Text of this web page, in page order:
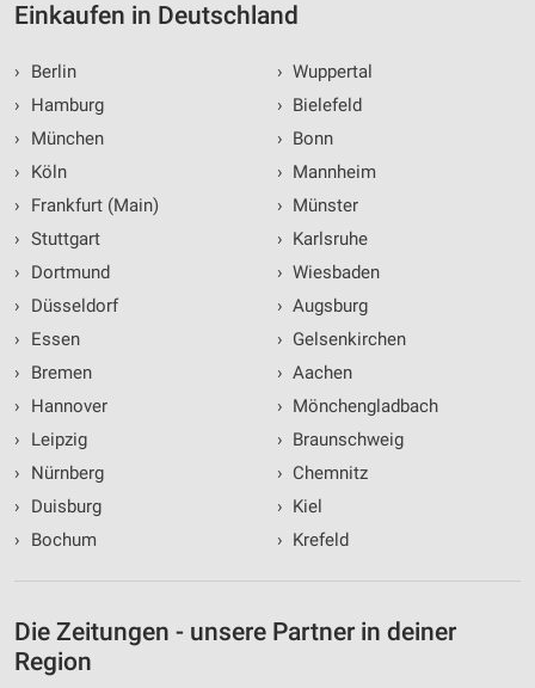
Einkaufen in Deutschland
›
Berlin
›
Hamburg
›
München
›
Köln
›
Frankfurt (Main)
› Stuttgart
›
Dortmund
›
Düsseldorf
›
Essen
›
Bremen
›
Hannover
›
Leipzig
›
Nürnberg
›
Duisburg
›
Bochum
› Wuppertal
› Bielefeld
› Bonn
› Mannheim
› Münster
› Karlsruhe
› Wiesbaden
› Augsburg
› Gelsenkirchen
› Aachen
› Mönchengladbach
› Braunschweig
› Chemnitz
› Kiel
› Krefeld
Die Zeitungen - unsere Partner in deiner
Region